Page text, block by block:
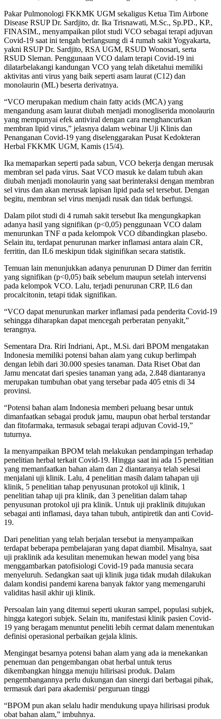
Pakar Pulmonologi FKKMK UGM sekaligus Ketua Tim Airbone
Disease RSUP Dr. Sardjito, dr. Ika Trisnawati, M.Sc., Sp.PD., KP.,
FINASIM., menyampaikan pilot studi VCO sebagai terapi adjuvan
Covid-19 saat ini tengah berlangsung di 4 rumah sakit Yogyakarta,
yakni RSUP Dr. Sardjito, RSA UGM, RSUD Wonosari, serta
RSUD Sleman. Penggunaan VCO dalam terapi Covid-19 ini
dilatarbelakangi kandungan VCO yang telah diketahui memiliki
aktivitas anti virus yang baik seperti asam laurat (C12) dan
monolaurin (ML) beserta derivatnya.
“VCO merupakan medium chain fatty acids (MCA) yang
mengandung asam laurat diubah menjadi monogliserida monolaurin
yang mempunyai efek antiviral dengan cara menghancurkan
membran lipid virus,” jelasnya dalam webinar Uji Klinis dan
Penanganan Covid-19 yang diselenggarakan Pusat Kedokteran
Herbal FKKMK UGM, Kamis (15/4).
Ika memaparkan seperti pada sabun, VCO bekerja dengan merusak
membran sel pada virus. Saat VCO masuk ke dalam tubuh akan
diubah menjadi monolaurin yang saat berinteraksi dengan membran
sel virus dan akan merusak lapisan lipid pada sel tersebut. Dengan
begitu, membran sel virus menjadi rusak dan tidak berfungsi.
Dalam pilot studi di 4 rumah sakit tersebut Ika mengungkapkan
adanya hasil yang signifikan (p<0,05) penggunaan VCO dalam
menurunkan TNF α pada kelompok VCO dibandingkan plasebo.
Selain itu, terdapat penurunan marker inflamasi antara alain CR,
ferritin, dan IL6 meskipun tidak siginifikan secara statistik.
Temuan lain menunjukkan adanya penurunan D Dimer dan ferritin
yang signifikan (p<0,05) baik sebelum maupun setelah intervensi
pada kelompok VCO. Lalu, terjadi penurunan CRP, IL6 dan
procalcitonin, tetapi tidak signifikan.
“VCO dapat menurunkan marker inflamasi pada penderita Covid-19
sehingga diharapkan dapat mencegah perberatan penyakit,”
terangnya.
Sementara Dra. Riri Indriani, Apt., M.Si. dari BPOM mengatakan
Indonesia memiliki potensi bahan alam yang cukup berlimpah
dengan lebih dari 30.000 spesies tanaman. Data Riset Obat dan
Jamu mencatat dari spesies tanaman yang ada, 2.848 diantaranya
merupakan tumbuhan obat yang tersebar pada 405 etnis di 34
provinsi.
“Potensi bahan alam Indonesia memberi peluang besar untuk
dimanfaatkan sebagai produk jamu, maupun obat herbal terstandar
dan fitofarmaka, termasuk sebagai terapi adjuvan Covid-19,”
tuturnya.
Ia menyampaikan BPOM telah melakukan pendampingan terhadap
penelitian herbal terkait Covid-19. Hingga saat ini ada 15 penelitian
yang memanfaatkan bahan alam dan 2 diantaranya telah selesai
menjalani uji klinik. Lalu, 4 penelitian masih dalam tahapan uji
klinik, 5 penelitian tahap penyusunan protokol uji klinik, 1
penelitian tahap uji pra klinik, dan 3 penelitian dalam tahap
penyusunan protokol uji pra klinik. Untuk uji praklinik ditujukan
sebagai anti inflamasi, daya tahan tubuh, antipiretik dan anti Covid-
19.
Dari penelitian yang telah berjalan tersebut ia menyampaikan
terdapat beberapa pembelajaran yang dapat diambil. Misalnya, saat
uji praklinik ada kesulitan menemukan hewan model yang bisa
menggambarkan patofisiologi Covid-19 pada manusia secara
menyeluruh. Sedangkan saat uji klinik juga tidak mudah dilakukan
dalam kondisi pandemi karena banyak faktor yang memengaruhi
validitas hasil akhir uji klinik.
Persoalan lain yang ditemui seperti ukuran sampel, populasi subjek,
hingga kategori subjek. Selain itu, manifestasi klinik pasien Covid-
19 yang beragam menuntut peneliti lebih cermat dalam menentukan
definisi operasional perbaikan gejala klinis.
Mengingat besarnya potensi bahan alam yang ada ia menekankan
penemuan dan pengembangan obat herbal untuk terus
dikembangkan hingga menuju hilirisasi produk. Dalam
pengembangannya perlu dukungan dan sinergi dari berbagai pihak,
termasuk dari para akademisi/ perguruan tinggi
“BPOM pun akan selalu hadir mendukung upaya hilirisasi produk
obat bahan alam,” imbuhnya.